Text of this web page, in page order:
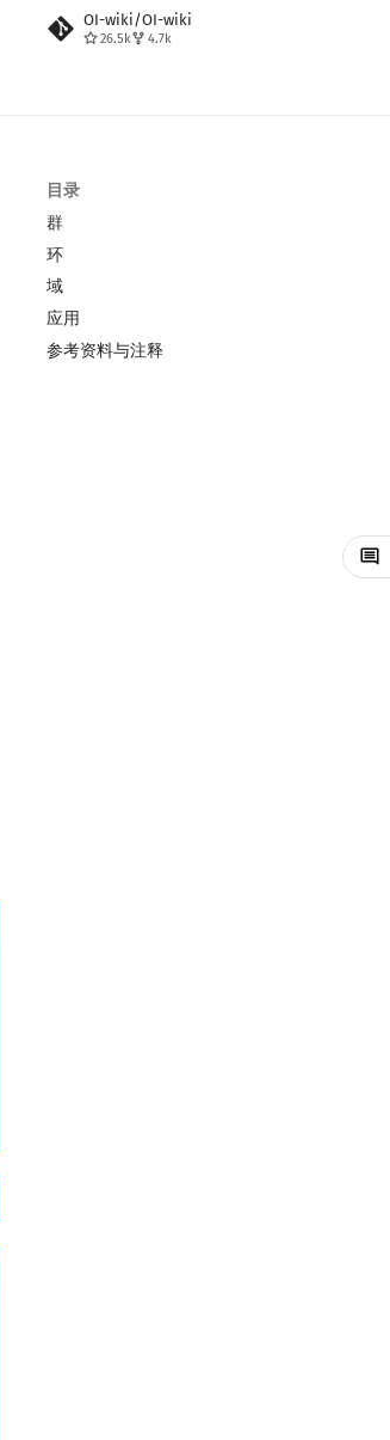
OI-wiki/OI-wiki
26.5k 4.7k
目录
群
环
域
应用
参考资料与注释